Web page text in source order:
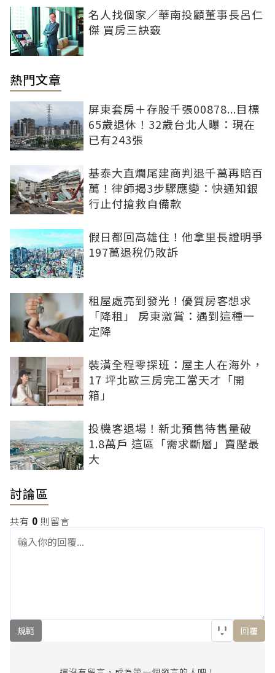
名人找個家／華南投顧董事長呂仁
傑 買房三訣竅
熱門文章
屏東套房＋存股千張00878...目標
65歲退休！32歲台北人曝：現在
已有243張
基泰大直爛尾建商判退千萬再賠百
萬！律師揭3步驟應變：快通知銀
行止付搶救自備款
假日都回高雄住！他拿里長證明爭
197萬退稅仍敗訴
租屋處亮到發光！優質房客想求
「降租」 房東激賞：遇到這種一
定降
裝潢全程零探班：屋主人在海外，
17 坪北歐三房完工當天才「開
箱」
投機客退場！新北預售待售量破
1.8萬戶 這區「需求斷層」賣壓最
大
討論區
共有 0 則留言
規範 回覆